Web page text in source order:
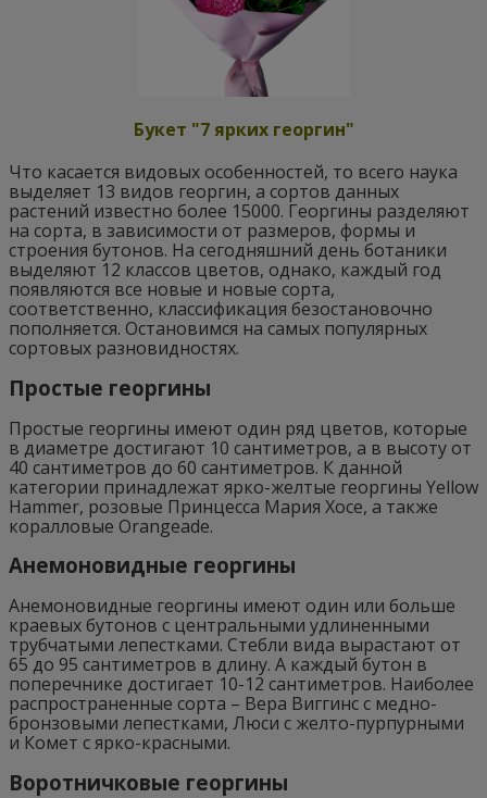
Букет "7 ярких георгин"
Что касается видовых особенностей, то всего наука
выделяет 13 видов георгин, а сортов данных
растений известно более 15000. Георгины разделяют
на сорта, в зависимости от размеров, формы и
строения бутонов. На сегодняшний день ботаники
выделяют 12 классов цветов, однако, каждый год
появляются все новые и новые сорта,
соответственно, классификация безостановочно
пополняется. Остановимся на самых популярных
сортовых разновидностях.
Простые георгины
Простые георгины имеют один ряд цветов, которые
в диаметре достигают 10 сантиметров, а в высоту от
40 сантиметров до 60 сантиметров. К данной
категории принадлежат ярко-желтые георгины Yellow
Hammer, розовые Принцесса Мария Хосе, а также
коралловые Orangeade.
Анемоновидные георгины
Анемоновидные георгины имеют один или больше
краевых бутонов с центральными удлиненными
трубчатыми лепестками. Стебли вида вырастают от
65 до 95 сантиметров в длину. А каждый бутон в
поперечнике достигает 10-12 сантиметров. Наиболее
распространенные сорта – Вера Виггинс с медно-
бронзовыми лепестками, Люси с желто-пурпурными
и Комет с ярко-красными.
Воротничковые георгины